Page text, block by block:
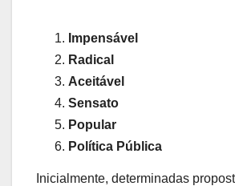
Impensável
Radical
Aceitável
Sensato
Popular
Política Pública
Inicialmente, determinadas